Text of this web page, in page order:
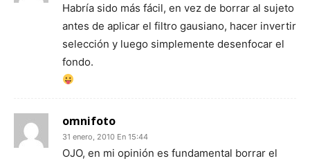
Habría sido más fácil, en vez de borrar al sujeto
antes de aplicar el filtro gausiano, hacer invertir
selección y luego simplemente desenfocar el
fondo.
omnifoto
31 enero, 2010 En 15:44
OJO, en mi opinión es fundamental borrar el